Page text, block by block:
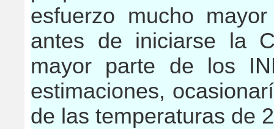
esfuerzo mucho
antes de iniciarse la
mayor parte de los
estimaciones,
de las temperaturas de